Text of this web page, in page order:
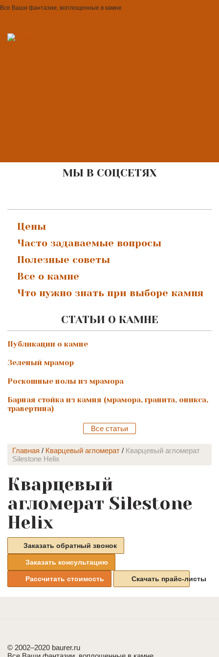
Все Ваши фантазии, воплощенные в камне
МЫ В СОЦСЕТЯХ
Цены
Часто задаваемые вопросы
Полезные советы
Все о камне
Что нужно знать при выборе камня
СТАТЬИ О КАМНЕ
Публикации о камне
Зеленый мрамор
Роскошные полы из мрамора
Барная стойка из камня (мрамора, гранита, оникса,
травертина)
Все статьи
Главная / Кварцевый агломерат / Кварцевый агломерат
Silestone Helix
Кварцевый
агломерат Silestone
Helix
Заказать обратный звонок
Заказать консультацию
Рассчитать стоимость Скачать прайс-листы
© 2002–2020 baurer.ru